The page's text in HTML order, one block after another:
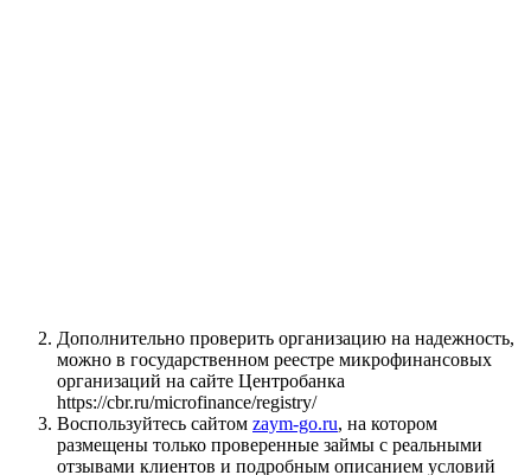
Дополнительно проверить организацию на надежность,
можно в государственном реестре микрофинансовых
организаций на сайте Центробанка
https://cbr.ru/microfinance/registry/
Воспользуйтесь сайтом zaym-go.ru, на котором
размещены только проверенные займы с реальными
отзывами клиентов и подробным описанием условий